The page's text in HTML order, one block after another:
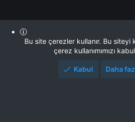
Bu site çerezler kullanır. Bu
çerez kullanımımızı
Kabul Daha